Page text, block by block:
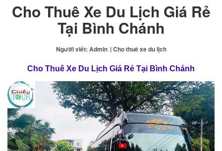
Cho Thuê Xe Du Lịch Giá Rẻ
Tại Bình Chánh
Người viết: Admin | Cho thuê xe du lịch
Cho Thuê Xe Du Lịch Giá Rẻ Tại Bình Chánh